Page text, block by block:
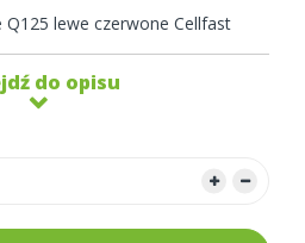
lewe czerwone Cellfast
do opisu